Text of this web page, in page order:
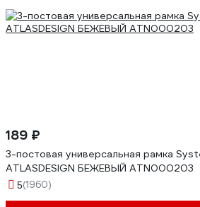
189 ₽
3-постовая универсальная рамка
ATLASDESIGN БЕЖЕВЫЙ ATN000203
5(1960)